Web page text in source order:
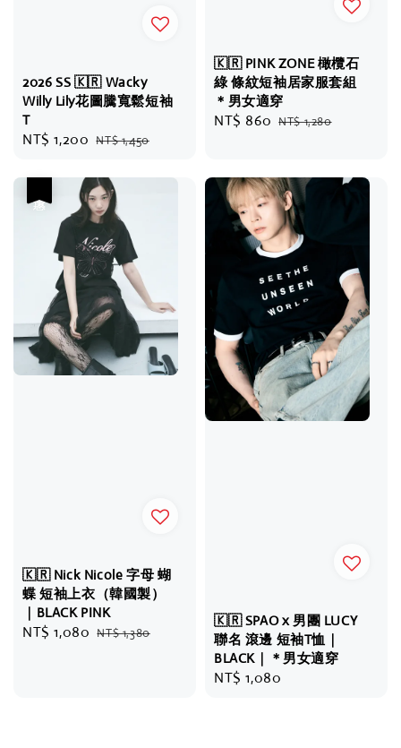
2026 SS 🇰🇷 Wacky
Willy Lily花圖騰寬鬆短袖
T
Sale
NT$ 1,200 Regular
NT$ 1,450
🇰🇷 PINK ZONE 橄欖石
綠 條紋短袖居家服套組
＊男女適穿
Sale
NT$ 860 Regular
NT$ 1,280
🇰🇷 Nick Nicole 字母 蝴
蝶 短袖上衣（韓國製）
｜BLACK PINK
Sale
NT$ 1,080 Regular
NT$ 1,380
🇰🇷 SPAO x 男團 LUCY
聯名 滾邊 短袖T恤｜
BLACK｜＊男女適穿
Regular
NT$ 1,080